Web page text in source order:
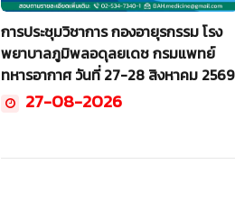
การประชุมวิชาการ กองอายุรกรรม โรง
พยาบาลภูมิพลอดุลยเดช กรมแพทย์
ทหารอากาศ วันที่ 27-28 สิงหาคม 2569
27-08-2026